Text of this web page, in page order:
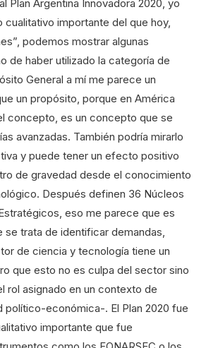
Plan Argentina Innovadora 2020, yo
cualitativo importante del que hoy,
podemos mostrar algunas
de haber utilizado la categoría de
General a mí me parece un
un propósito, porque en América
concepto, es un concepto que se
avanzadas. También podría mirarlo
y puede tener un efecto positivo
de gravedad desde el conocimiento
Después definen 36 Núcleos
eso me parece que es
se trata de identificar demandas,
de ciencia y tecnología tiene un
que esto no es culpa del sector sino
rol asignado en un contexto de
político-económica-. El Plan 2020 fue
importante que fue